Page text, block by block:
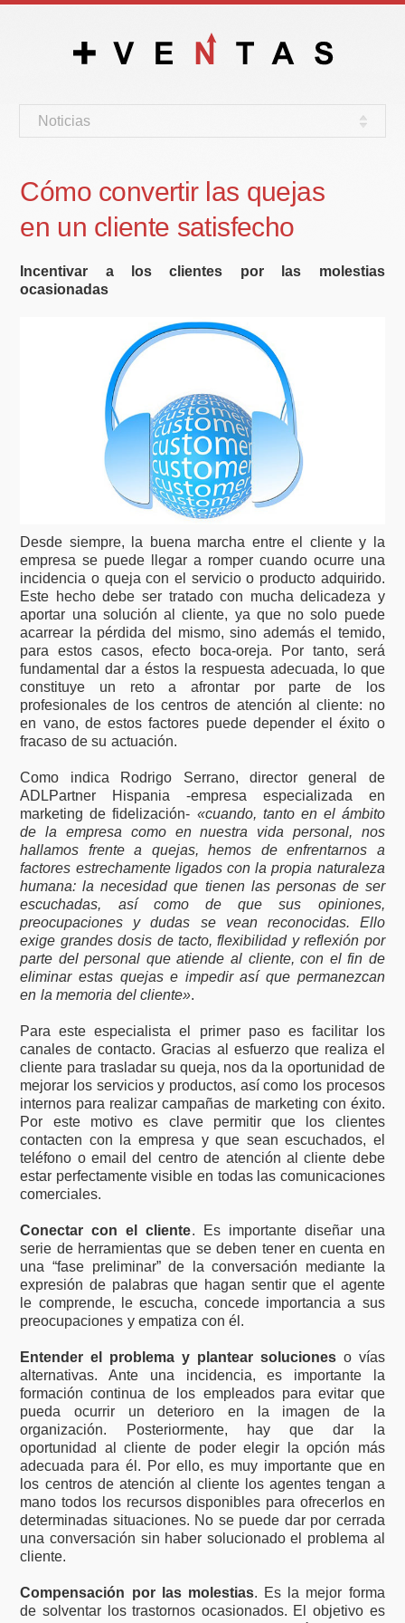
Noticias
Cómo convertir las quejas
en un cliente satisfecho
Incentivar a los clientes por las molestias
ocasionadas
Desde siempre, la buena marcha entre el cliente y la
empresa se puede llegar a romper cuando ocurre una
incidencia o queja con el servicio o producto adquirido.
Este hecho debe ser tratado con mucha delicadeza y
aportar una solución al cliente, ya que no solo puede
acarrear la pérdida del mismo, sino además el temido,
para estos casos, efecto boca-oreja. Por tanto, será
fundamental dar a éstos la respuesta adecuada, lo que
constituye un reto a afrontar por parte de los
profesionales de los centros de atención al cliente: no
en vano, de estos factores puede depender el éxito o
fracaso de su actuación.
Como indica Rodrigo Serrano, director general de
ADLPartner Hispania -empresa especializada en
marketing de fidelización- «cuando, tanto en el ámbito
de la empresa como en nuestra vida personal, nos
hallamos frente a quejas, hemos de enfrentarnos a
factores estrechamente ligados con la propia naturaleza
humana: la necesidad que tienen las personas de ser
escuchadas, así como de que sus opiniones,
preocupaciones y dudas se vean reconocidas. Ello
exige grandes dosis de tacto, flexibilidad y reflexión por
parte del personal que atiende al cliente, con el fin de
eliminar estas quejas e impedir así que permanezcan
en la memoria del cliente».
Para este especialista el primer paso es facilitar los
canales de contacto. Gracias al esfuerzo que realiza el
cliente para trasladar su queja, nos da la oportunidad de
mejorar los servicios y productos, así como los procesos
internos para realizar campañas de marketing con éxito.
Por este motivo es clave permitir que los clientes
contacten con la empresa y que sean escuchados, el
teléfono o email del centro de atención al cliente debe
estar perfectamente visible en todas las comunicaciones
comerciales.
Conectar con el cliente. Es importante diseñar una
serie de herramientas que se deben tener en cuenta en
una “fase preliminar” de la conversación mediante la
expresión de palabras que hagan sentir que el agente
le comprende, le escucha, concede importancia a sus
preocupaciones y empatiza con él.
Entender el problema y plantear solucioneso vías
alternativas. Ante una incidencia, es importante la
formación continua de los empleados para evitar que
pueda ocurrir un deterioro en la imagen de la
organización. Posteriormente, hay que dar la
oportunidad al cliente de poder elegir la opción más
adecuada para él. Por ello, es muy importante que en
los centros de atención al cliente los agentes tengan a
mano todos los recursos disponibles para ofrecerlos en
determinadas situaciones. No se puede dar por cerrada
una conversación sin haber solucionado el problema al
cliente.
Compensación por las molestias. Es la mejor forma
de solventar los trastornos ocasionados. El objetivo es